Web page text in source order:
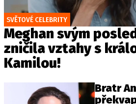
SVĚTOVÉ CELEBRITY
Meghan svým
zničila vztahy s
Kamilou!
Bratr